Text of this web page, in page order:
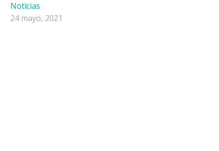
Noticias
24 mayo, 2021